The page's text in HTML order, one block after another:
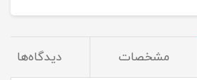
مشخصات دیدگاه‌ها